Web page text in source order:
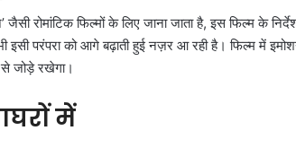
जैसी रोमांटिक फिल्मों के लिए जाना जाता है, इस फिल्म के
इसी परंपरा को आगे बढ़ाती हुई नज़र आ रही है। फिल्म में
से जोड़े रखेगा।
में